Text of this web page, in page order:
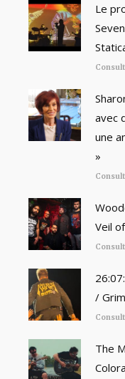
Le
avec
une
»
Veil
/
The